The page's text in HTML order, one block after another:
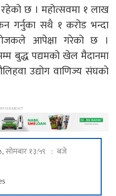
छ । महोत्सवमा १ लाख
गर्नुका सथै १ करोड भन्दा
आपेक्षा गरेको छ ।
बुद्ध पद्यमको खेल मैदानमा
उद्योग वाणिज्य संघको
सोमबार १३:५९ : बजे